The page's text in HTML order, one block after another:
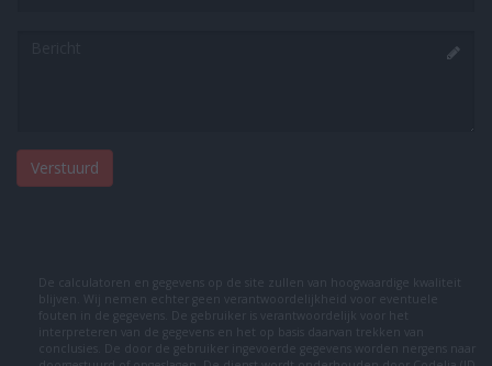
De calculatoren en gegevens op de site zullen van hoogwaardige kwaliteit
blijven. Wij nemen echter geen verantwoordelijkheid voor eventuele
fouten in de gegevens. De gebruiker is verantwoordelijk voor het
interpreteren van de gegevens en het op basis daarvan trekken van
conclusies. De door de gebruiker ingevoerde gegevens worden nergens naar